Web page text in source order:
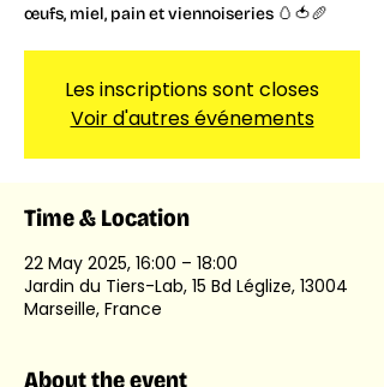
œufs, miel, pain et viennoiseries 🥚🍅🥖
Les inscriptions sont closes
Voir d'autres événements
Time & Location
22 May 2025, 16:00 – 18:00
Jardin du Tiers-Lab, 15 Bd Léglize, 13004
Marseille, France
About the event